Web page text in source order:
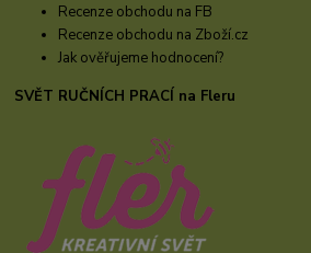
Recenze obchodu na FB
Recenze obchodu na Zboží.cz
Jak ověřujeme hodnocení?
SVĚT RUČNÍCH PRACÍ na Fleru